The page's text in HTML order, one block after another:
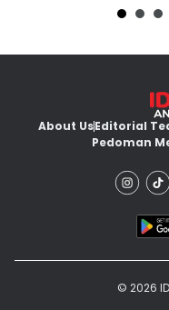
About UsEditorial
Pedoman
© 2026